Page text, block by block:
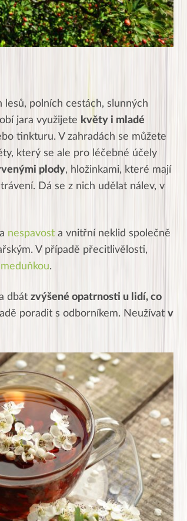
polních cestách, slunných
jara využijete květy i mladé
tinkturu. V zahradách se můžete
který se ale pro léčebné účely
plody, hložinkami, které mají
Dá se z nich udělat nálev, v
nespavost a vnitřní neklid společně
V případě přecitlivělosti,
meduňkou.
dbát zvýšené opatrnosti u lidí, co
poradit s odborníkem. Neužívat v